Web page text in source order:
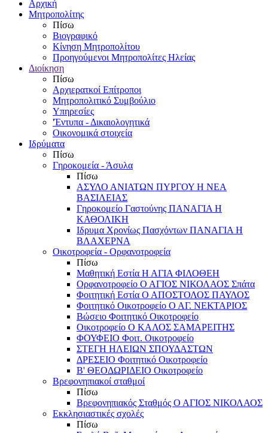
Αρχική
Μητροπολίτης
Πίσω
Βιογραφικό
Κίνηση Μητροπολίτου
Προηγούμενοι Μητροπολίτες Ηλείας
Διοίκηση
Πίσω
Αρχιερατκοί Επίτροποι
Μητροπολιτικό Συμβούλιο
Υπηρεσίες
'Έντυπα - Δικαιολογητικά
Οικονομικά στοιχεία
Ιδρύματα
Πίσω
Γηροκομεία - Άσυλα
Πίσω
ΑΣΥΛΟ ΑΝΙΑΤΩΝ ΠΥΡΓΟΥ Η ΝΕΑ
ΒΑΣΙΛΕΙΑΣ
Γηροκομείο Γαστούνης ΠΑΝΑΓΙΑ Η
ΚΑΘΟΛΙΚΗ
Ιδρυμα Χρονίως Πασχόντων ΠΑΝΑΓΙΑ Η
ΒΛΑΧΕΡΝΑ
Οικοτροφεία - Ορφανοτροφεία
Πίσω
Μαθητική Εστία Η ΑΓΙΑ ΦΙΛΟΘΕΗ
Ορφανοτροφείο Ο ΑΓΙΟΣ ΝΙΚΟΛΑΟΣ Σπάτα
Φοιτητική Εστία Ο ΑΠΟΣΤΟΛΟΣ ΠΑΥΛΟΣ
Φοιτητικό Οικοτροφείο Ο ΑΓ. ΝΕΚΤΑΡΙΟΣ
Βώσειο Φοιτητικό Οικοτροφείο
Οικοτροφείο Ο ΚΑΛΟΣ ΣΑΜΑΡΕΙΤΗΣ
ΦΟΥΦΕΙΟ Φοιτ. Οικοτροφείο
ΣΤΕΓΗ ΗΛΕΙΩΝ ΣΠΟΥΔΑΣΤΩΝ
ΔΡΕΣΕΙΟ Φοιτητικό Οικοτροφείο
Β' ΘΕΟΔΩΡΙΔΕΙΟ Οικοτροφείο
Βρεφονηπιακοί σταθμοί
Πίσω
Βρεφονηπιακός Σταθμός Ο ΑΓΙΟΣ ΝΙΚΟΛΑΟΣ
Εκκλησιαστικές σχολές
Πίσω